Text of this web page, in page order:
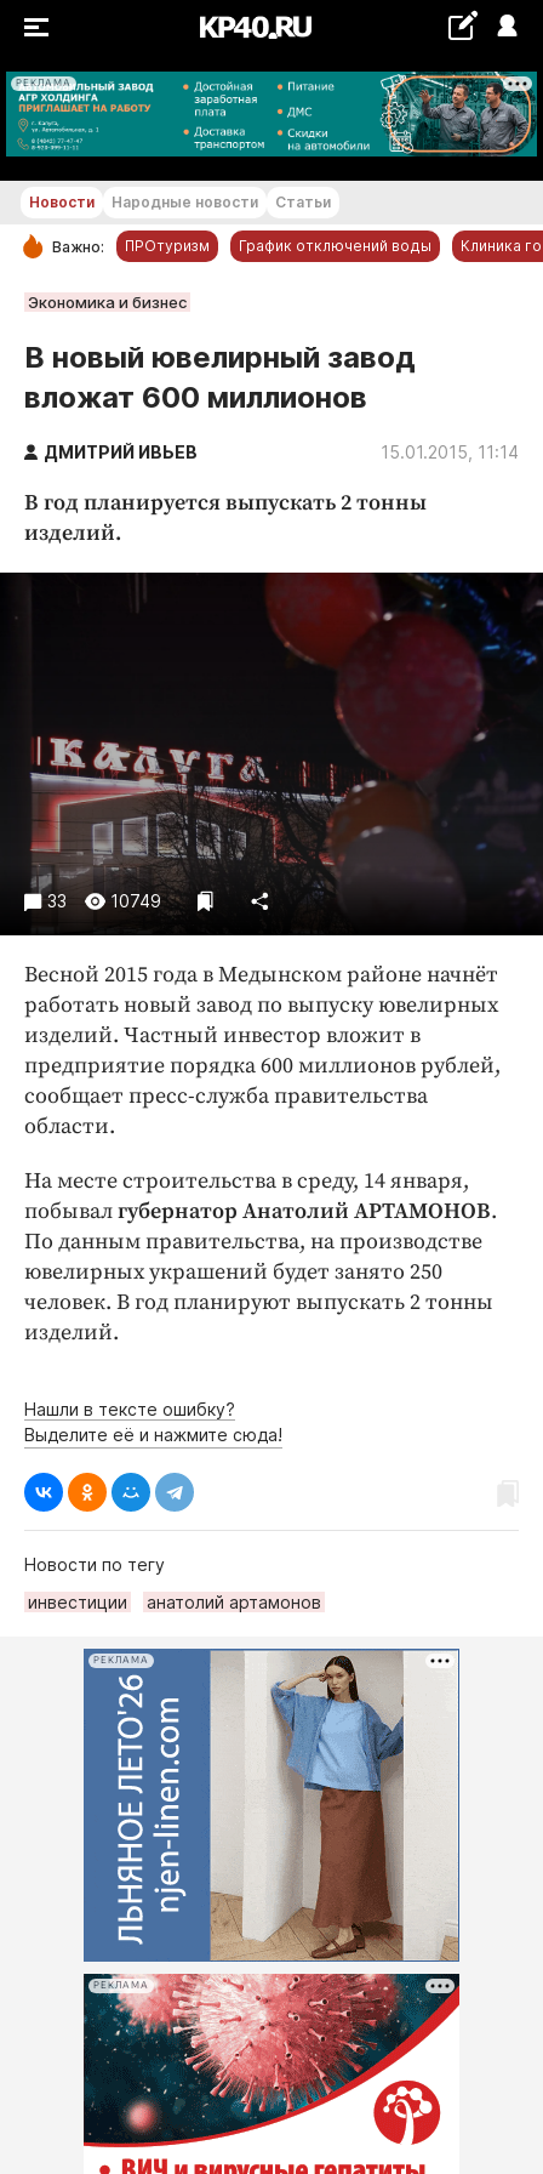
РЕКЛАМА
+22...+23 °С
РУБРИКИ
Обнинск
Новости компаний
Статьи
Народные новости
Благоустройство
Недвижимость и ЖКХ
Погода
Праздники
Происшествия
Спорт
Экономика и бизнес
ПРОЕКТЫ
Блоги
Издания
Медиаперсона
Интересное чтиво
Клиника года
Работодатель года
Новости Народные новости Статьи
Важно: ПРОтуризм График отключений воды Клиника
Экономика и бизнес
В новый ювелирный завод
вложат 600 миллионов
ДМИТРИЙ ИВЬЕВ 15.01.2015, 11:14
В год планируется выпускать 2 тонны
изделий.
33 10749
Весной 2015 года в Медынском районе начнёт
работать новый завод по выпуску ювелирных
изделий. Частный инвестор вложит в
предприятие порядка 600 миллионов рублей,
сообщает пресс-служба правительства
области.
На месте строительства в среду, 14 января,
побывалгубернатор Анатолий АРТАМОНОВ.
По данным правительства, на производстве
ювелирных украшений будет занято 250
человек. В год планируют выпускать 2 тонны
изделий.
Нашли в тексте ошибку?
Выделите её и нажмите сюда!
Новости по тегу
инвестиции
анатолий артамонов
РЕКЛАМА
РЕКЛАМА